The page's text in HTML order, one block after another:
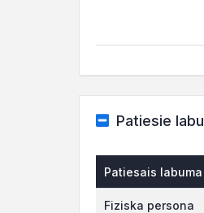
Patiesie
Patiesais
Fiziska persona